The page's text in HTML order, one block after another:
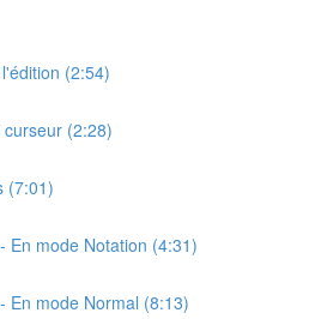
(2:54)
(2:28)
(7:01)
En mode Notation (4:31)
En mode Normal (8:13)